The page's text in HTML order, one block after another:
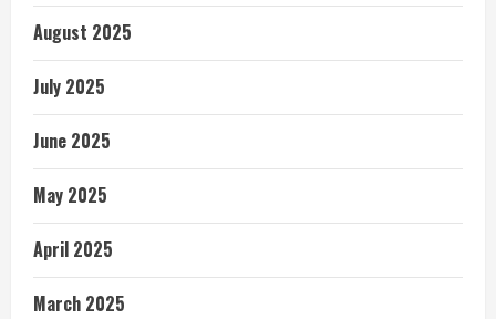
August 2025
July 2025
June 2025
May 2025
April 2025
March 2025